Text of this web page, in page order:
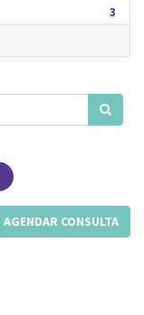
3
AGENDAR CONSULTA